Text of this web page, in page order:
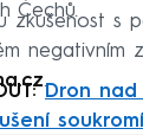
Čechů.
zkušenost s
negativním
.
Dron
soukromí